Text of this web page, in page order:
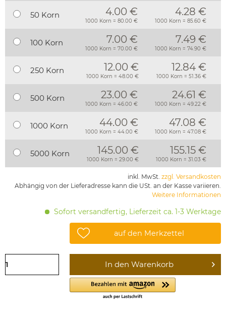
50 Korn 4.00 €
1000 Korn = 80.00 €
4.28 €
1000 Korn = 85.60 €
100 Korn 7.00 €
1000 Korn = 70.00 €
7.49 €
1000 Korn = 74.90 €
250 Korn 12.00 €
1000 Korn = 48.00 €
12.84 €
1000 Korn = 51.36 €
500 Korn 23.00 €
1000 Korn = 46.00 €
24.61 €
1000 Korn = 49.22 €
1000 Korn 44.00 €
1000 Korn = 44.00 €
47.08 €
1000 Korn = 47.08 €
5000 Korn 145.00 €
1000 Korn = 29.00 €
155.15 €
1000 Korn = 31.03 €
inkl. MwSt. zzgl. Versandkosten
Abhängig von der Lieferadresse kann die USt. an der Kasse variieren.
Weitere Informationen
Sofort versandfertig, Lieferzeit ca. 1-3 Werktage
auf den Merkzettel
In den Warenkorb